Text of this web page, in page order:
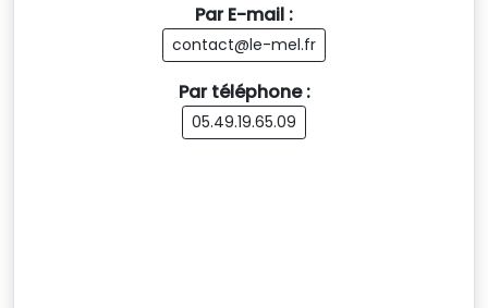
Par E-mail :
contact@le-mel.fr
Par téléphone :
05.49.19.65.09